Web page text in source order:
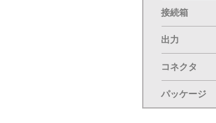
接続箱
出力
コネクタ
パッケージ